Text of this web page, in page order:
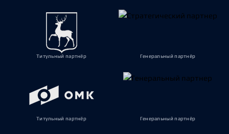
Титульный партнёр Генеральный партнёр
Титульный партнёр Генеральный партнёр